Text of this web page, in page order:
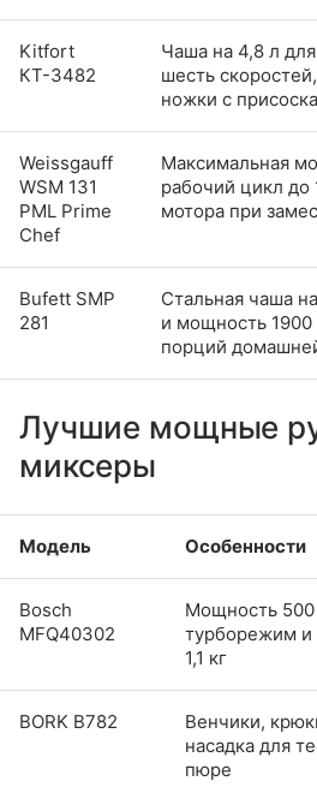
Kitfort
КТ-3482
Чаша на 4,8 л
шесть
ножки с
Weissgauff
WSM 131
PML Prime
Chef
Максимальная
рабочий цикл до
мотора при
Bufett SMP
281
Стальная чаша
и мощность
порций
Лучшие мощные
миксеры
Модель Особенности
Bosch
MFQ40302
Мощность 500
турборежим и
1,1 кг
BORK B782
Венчики,
насадка для
пюре